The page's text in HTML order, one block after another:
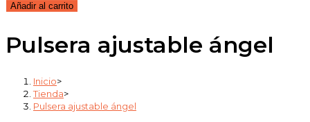
Añadir al carrito
Pulsera ajustable ángel
Inicio>
Tienda>
Pulsera ajustable ángel